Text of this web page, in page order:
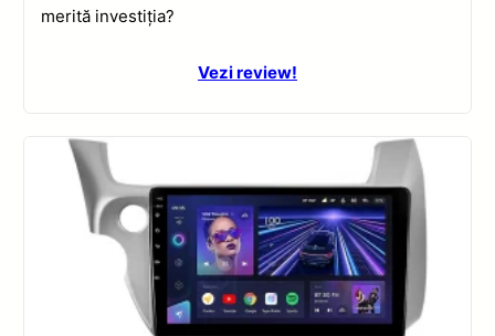
merită investiția?
Vezi review!